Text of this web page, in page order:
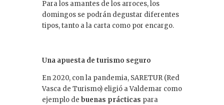
Para los amantes de los arroces, los
domingos se podrán degustar diferentes
tipos, tanto a la carta como por encargo.
Una apuesta de turismo seguro
En 2020, con la pandemia, SARETUR (Red
Vasca de Turismo) eligió a Valdemar como
ejemplo de buenas prácticas para